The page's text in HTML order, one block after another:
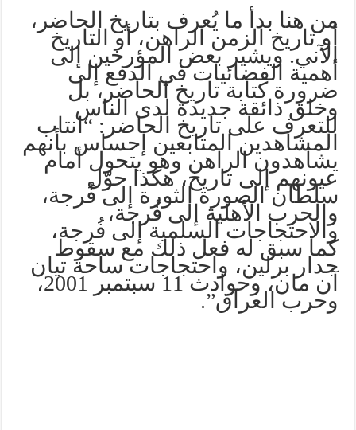
من هنا بدأ ما يُعرف بتاريخ الحاضر،
أو تاريخ الزمن الراهن، أو التاريخ
الآني. ويشير بعض المؤرخين إلى
أهمية الفضائيات في الدفع إلى
ضرورة كتابة تاريخ الحاضر، بل
وخلق ذائقة جديدة لدى الناس
للتعرف على تاريخ الحاضر: “انتاب
المشاهدين المتابعين إحساس بأنهم
يشاهدون الراهن وهو يتحول أمام
عيونهم إلى تاريخ، هكذا حوّل
سلطان الصورة الثورة إلى فُرجة،
والحرب الأهلية إلى فُرجة،
والاحتجاجات السلمية إلى فُرجة،
كما سبق له فعل ذلك مع سقوط
جدار برلين، واحتجاجات ساحة تيان
آن مان، وحوادث 11 سبتمبر 2001،
وحرب العراق”.